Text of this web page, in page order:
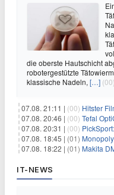
die oberste Hautschicht
robotergestützte
klassische Nadeln, […] (00)
07.08. 21:11 | (00) Hitster Film-
07.08. 20:46 | (00) Tefal
07.08. 20:31 | (00) PickSport:
07.08. 18:45 | (01)
07.08. 18:22 | (01) Makita
IT-NEWS